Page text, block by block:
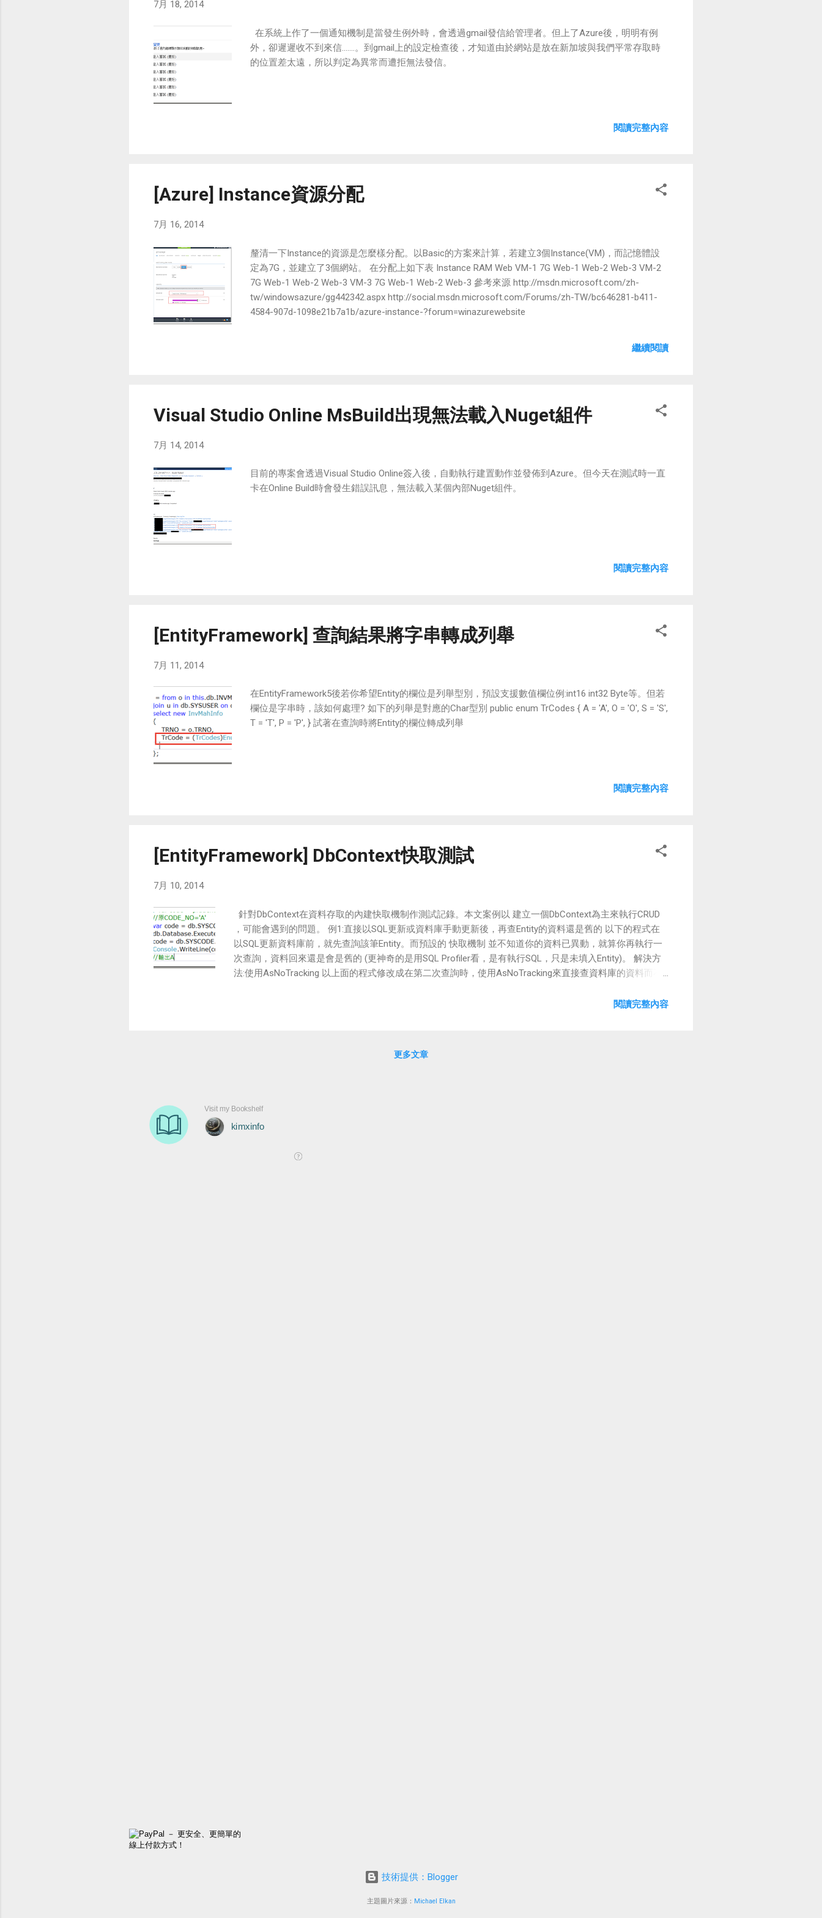
7月 18, 2014
在系統上作了一個通知機制是當發生例外時，會透過gmail發信給管理者。但上了Azure後，明明有例
外，卻遲遲收不到來信.......。到gmail上的設定檢查後，才知道由於網站是放在新加坡與我們平常存取時
的位置差太遠，所以判定為異常而遭拒無法發信。
閱讀完整內容
[Azure] Instance資源分配
7月 16, 2014
釐清一下Instance的資源是怎麼樣分配。以Basic的方案來計算，若建立3個Instance(VM)，而記憶體設
定為7G，並建立了3個網站。 在分配上如下表 Instance RAM Web VM-1 7G Web-1 Web-2 Web-3 VM-2
7G Web-1 Web-2 Web-3 VM-3 7G Web-1 Web-2 Web-3 參考來源 http://msdn.microsoft.com/zh-
tw/windowsazure/gg442342.aspx http://social.msdn.microsoft.com/Forums/zh-TW/bc646281-b411-
4584-907d-1098e21b7a1b/azure-instance-?forum=winazurewebsite
繼續閱讀
Visual Studio Online MsBuild出現無法載入Nuget組件
7月 14, 2014
目前的專案會透過Visual Studio Online簽入後，自動執行建置動作並發佈到Azure。但今天在測試時一直
卡在Online Build時會發生錯誤訊息，無法載入某個內部Nuget組件。
閱讀完整內容
[EntityFramework] 查詢結果將字串轉成列舉
7月 11, 2014
在EntityFramework5後若你希望Entity的欄位是列舉型別，預設支援數值欄位例:int16 int32 Byte等。但若
欄位是字串時，該如何處理? 如下的列舉是對應的Char型別 public enum TrCodes { A = 'A', O = 'O', S = 'S',
T = 'T', P = 'P', } 試著在查詢時將Entity的欄位轉成列舉
閱讀完整內容
[EntityFramework] DbContext快取測試
7月 10, 2014
針對DbContext在資料存取的內建快取機制作測試記錄。本文案例以 建立一個DbContext為主來執行CRUD
，可能會遇到的問題。 例1:直接以SQL更新或資料庫手動更新後，再查Entity的資料還是舊的 以下的程式在
以SQL更新資料庫前，就先查詢該筆Entity。而預設的 快取機制 並不知道你的資料已異動，就算你再執行一
次查詢，資料回來還是會是舊的 (更神奇的是用SQL Profiler看，是有執行SQL，只是未填入Entity)。 解決方
法:使用AsNoTracking 以上面的程式修改成在第二次查詢時，使用AsNoTracking來直接查資料庫的資料而不
閱讀完整內容
更多文章
技術提供：Blogger
主題圖片來源： Michael Elkan